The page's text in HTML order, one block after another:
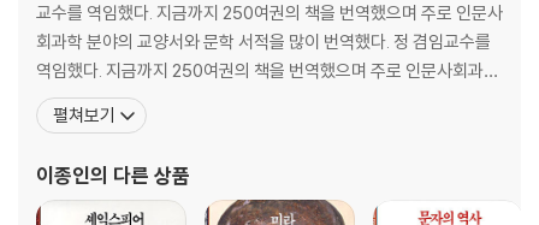
제3권. 각국의 서로 다른 국부 증진 과정
제1장. 국부의 자연스러운 증진
제2장. 로마제국 멸망 후, 고대 유럽이 겪은 농업 낙후
제4장. 도시 상업이 국가 발전에 기여한 방식
교수를 역임했다. 지금까지 250여권의 책을 번역했으며 주로 인문사
회과학 분야의 교양서와 문학 서적을 많이 번역했다. 정 겸임교수를
역임했다. 지금까지 250여권의 책을 번역했으며 주로 인문사회과학
분야의 교양서와 문학 서적을 많이 번역했다. 최근에는 E. M. 포스터,
존 파울즈, 폴 오스터, 제임스 존스 등 현대 영미 작가들의 소설을 번
『지하철 헌화가』, 『살면서 마주 한
펼쳐보기
이종인의 다른 상품